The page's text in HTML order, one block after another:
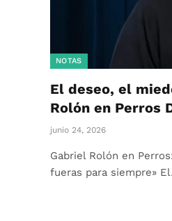
NOTAS
El deseo, el
Rolón en Perros
junio 24, 2026
Gabriel Rolón en
fueras para siempre»